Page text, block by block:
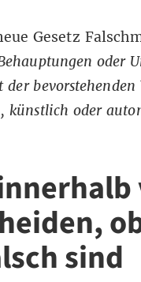
Gesetz
oder
bevorstehenden
künstlich oder
sind